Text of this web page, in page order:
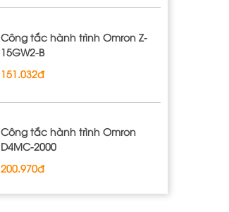
Công tắc hành trình Omron Z‐
15GW2‐B
151.032đ
Công tắc hành trình Omron
D4MC‐2000
200.970đ